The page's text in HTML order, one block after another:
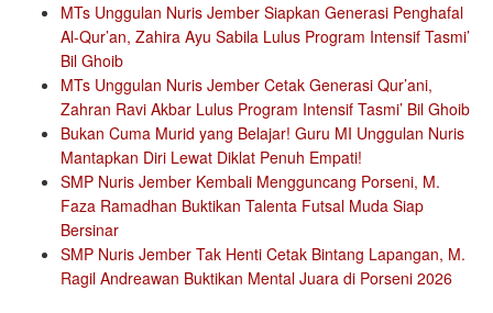
MTs Unggulan Nuris Jember Siapkan Generasi Penghafal
Al-Qur’an, Zahira Ayu Sabila Lulus Program Intensif Tasmi’
Bil Ghoib
MTs Unggulan Nuris Jember Cetak Generasi Qur’ani,
Zahran Ravi Akbar Lulus Program Intensif Tasmi’ Bil Ghoib
Bukan Cuma Murid yang Belajar! Guru MI Unggulan Nuris
Mantapkan Diri Lewat Diklat Penuh Empati!
SMP Nuris Jember Kembali Mengguncang Porseni, M.
Faza Ramadhan Buktikan Talenta Futsal Muda Siap
Bersinar
SMP Nuris Jember Tak Henti Cetak Bintang Lapangan, M.
Ragil Andreawan Buktikan Mental Juara di Porseni 2026